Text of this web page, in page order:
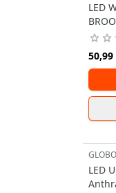
LED
50,99
LED